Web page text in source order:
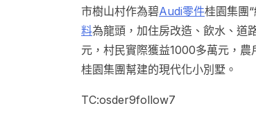
市樹山村作為碧Audi零件桂園集團
料為龍頭，加住房改造、飲水、道
元，村民實際獲益1000多萬元，
桂園集團幫建的現代化小別墅。
TC:osder9follow7